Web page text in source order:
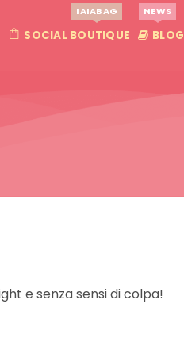
SOCIAL BOUTIQUE
IAIABAG
BLOG
NEWS
e senza sensi di colpa!